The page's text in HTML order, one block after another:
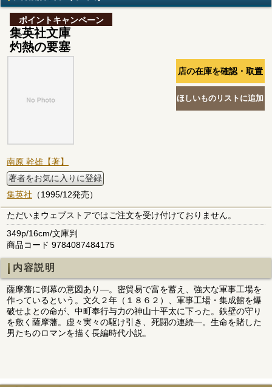
ポイントキャンペーン
集英社文庫
灼熱の要塞
南原 幹雄【著】
著者をお気に入りに登録
集英社 （1995/12発売）
ただいまウェブストアではご注文を受け付けておりません。
349p/16cm/文庫判
商品コード 9784087484175
内容説明
薩摩藩に倒幕の意図あり―。密貿易で富を蓄え、強大な軍事工場を
作っているという。文久２年（１８６２）、軍事工場・集成館を爆
破せよとの命が、中町奉行与力の神山十平太に下った。鉄壁の守り
を敷く薩摩藩。虚々実々の駆け引き、死闘の連続―。生命を賭した
男たちのロマンを描く長編時代小説。